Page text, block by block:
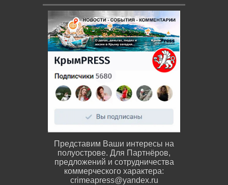
Представим Ваши интересы на
полуострове. Для Партнёров,
предложений и сотрудничества
коммерческого характера:
crimeapress@yandex.ru